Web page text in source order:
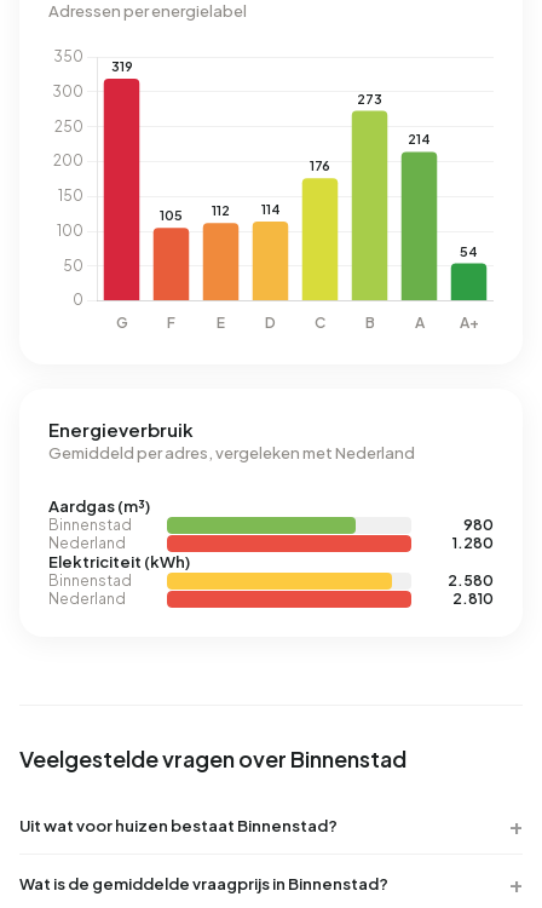
Adressen per energielabel
Energieverbruik
Gemiddeld per adres, vergeleken met Nederland
Aardgas (m³)
Binnenstad
980
Nederland
1.280
Elektriciteit (kWh)
Binnenstad
2.580
Nederland
2.810
Veelgestelde vragen over Binnenstad
Uit wat voor huizen bestaat Binnenstad?
Wat is de gemiddelde vraagprijs in Binnenstad?